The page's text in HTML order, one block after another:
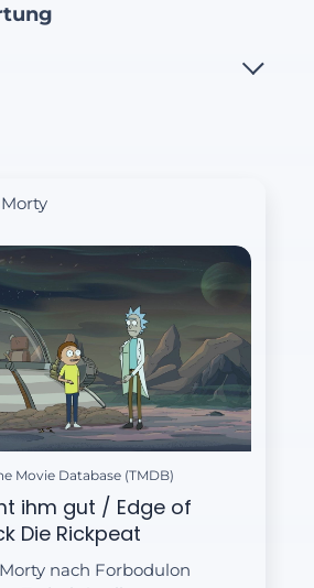
Movie Database (TMDB)
ihm gut / Edge of
Die Rickpeat
nach Forbodulon